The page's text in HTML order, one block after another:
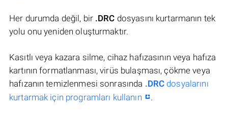
Her durumda değil, bir .DRC dosyasını kurtarmanın tek
yolu onu yeniden oluşturmaktır.
Kasıtlı veya kazara silme, cihaz hafızasının veya hafıza
kartının formatlanması, virüs bulaşması, çökme veya
hafızanın temizlenmesi sonrasında .DRC dosyalarını
kurtarmak için programları kullanın
.